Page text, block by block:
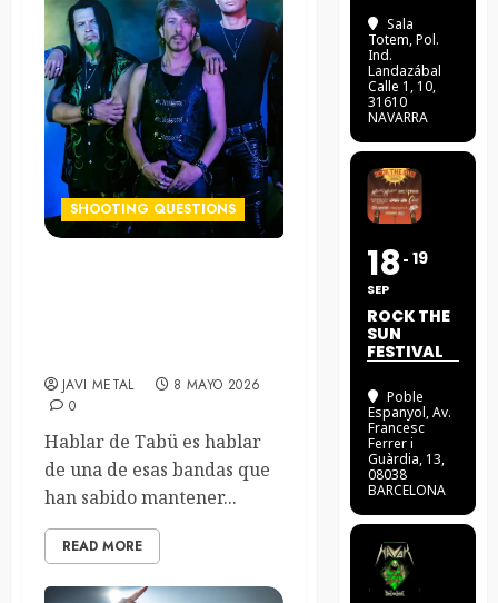
SHOOTING QUESTIONS
JAVI METAL
8 MAYO 2026
0
Hablar de Tabü es hablar
de una de esas bandas que
han sabido mantener...
READ MORE
Sala
Totem, Pol.
Ind.
Landazábal
Calle 1, 10,
31610
NAVARRA
18
SEP
19
ROCK THE
SUN
FESTIVAL
Poble
Espanyol, Av.
Francesc
Ferrer i
Guàrdia, 13,
08038
BARCELONA